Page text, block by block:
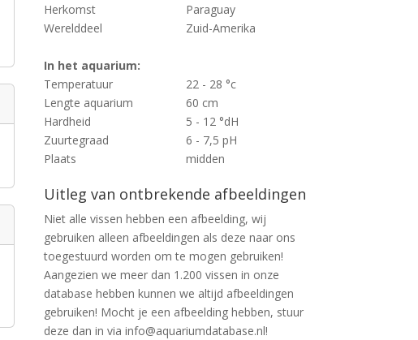
Herkomst
Paraguay
Werelddeel
Zuid-Amerika
In het aquarium:
Temperatuur
22 - 28 °c
Lengte aquarium
60 cm
Hardheid
5 - 12 °dH
Zuurtegraad
6 - 7,5 pH
Plaats
midden
Uitleg van ontbrekende afbeeldingen
Niet alle vissen hebben een afbeelding, wij
gebruiken alleen afbeeldingen als deze naar ons
toegestuurd worden om te mogen gebruiken!
Aangezien we meer dan 1.200 vissen in onze
database hebben kunnen we altijd afbeeldingen
gebruiken! Mocht je een afbeelding hebben, stuur
deze dan in via info@aquariumdatabase.nl!